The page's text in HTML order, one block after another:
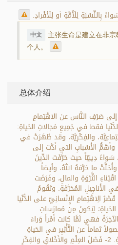
بِالنِّسْبَةِ لِلْأُمَّةِ أو لِلْأفْرادِ.
中文 主张生命是建立在非
个人。
总体介绍
صَرْفِ النَّاس عن الاهْتِمامِ
فقط في جَمِيعِ مَجالاتِ الحَياةِ:
والفِكْرِيَّة، وقد ظَهَرَتْ في
وأَهَمُّ الأَسْبابِ التي أَدَّت إلى
دِينِيّاً حيث حَرَّفَت الدِّينَ
ما حَرَّمَهُ اللهُ، وأيضاً
الثَّرْوَةِ والمالِ، وفَرَضَت
الأَناجِيلِ المُحَرَّفَةِ. وتَقُومُ
على ثَلاثَةِ أَرْكانٍ: 1- قَصْرُ الِاهْتِمامِ الإِنْسانِيّ على الدُّنْيا
لِيَكونَ مِن مُمارَساتِ
فهي لَمَّا كانت أَمْراً وَراءَ
تَماماً عن التَّأْثِيِر في الحَياةِ
المادِيَّةِ، وقَوانِينِها المَحْسوسَةِ. 2- فَصْلُ العِلْمِ والأَخْلاقِ والفِكْرِ